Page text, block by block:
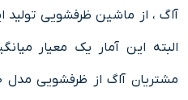
آاگ ، از ماشین ظرفشویی تولید